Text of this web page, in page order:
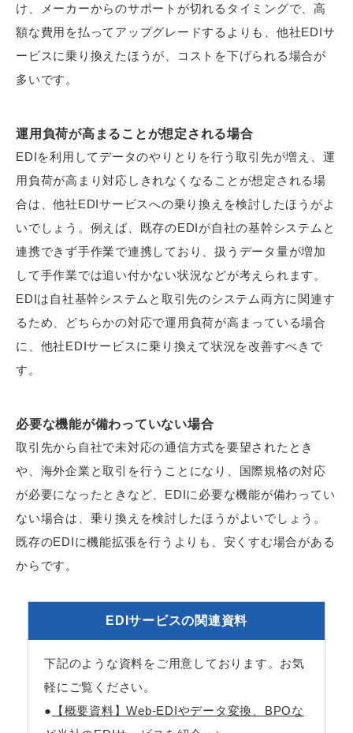
け、メーカーからのサポートが切れるタイミングで、高
額な費用を払ってアップグレードするよりも、他社EDIサ
ービスに乗り換えたほうが、コストを下げられる場合が
多いです。
運用負荷が高まることが想定される場合
EDIを利用してデータのやりとりを行う取引先が増え、運
用負荷が高まり対応しきれなくなることが想定される場
合は、他社EDIサービスへの乗り換えを検討したほうがよ
いでしょう。例えば、既存のEDIが自社の基幹システムと
連携できず手作業で連携しており、扱うデータ量が増加
して手作業では追い付かない状況などが考えられます。
EDIは自社基幹システムと取引先のシステム両方に関連す
るため、どちらかの対応で運用負荷が高まっている場合
に、他社EDIサービスに乗り換えて状況を改善すべきで
す。
必要な機能が備わっていない場合
取引先から自社で未対応の通信方式を要望されたとき
や、海外企業と取引を行うことになり、国際規格の対応
が必要になったときなど、EDIに必要な機能が備わってい
ない場合は、乗り換えを検討したほうがよいでしょう。
既存のEDIに機能拡張を行うよりも、安くすむ場合がある
からです。
EDIサービスの関連資料
下記のような資料をご用意しております。お気
軽にご覧ください。
●
【概要資料】Web-EDIやデータ変換、BPOな